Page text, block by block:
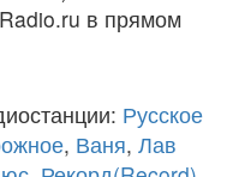
в прямом
Русское
, Ваня, Лав